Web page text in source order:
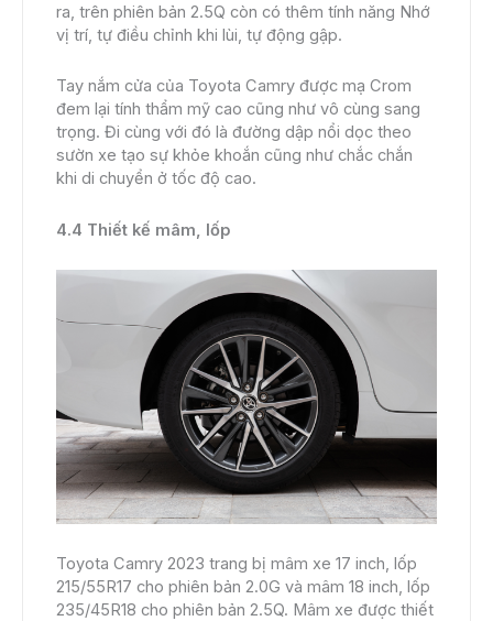
ra, trên phiên bản 2.5Q còn có thêm tính năng Nhớ
vị trí, tự điều chỉnh khi lùi, tự động gập.
Tay nắm cửa của Toyota Camry được mạ Crom
đem lại tính thẩm mỹ cao cũng như vô cùng sang
trọng. Đi cùng với đó là đường dập nổi dọc theo
sườn xe tạo sự khỏe khoắn cũng như chắc chắn
khi di chuyển ở tốc độ cao.
4.4 Thiết kế mâm, lốp
Toyota Camry 2023 trang bị mâm xe 17 inch, lốp
215/55R17 cho phiên bản 2.0G và mâm 18 inch, lốp
235/45R18 cho phiên bản 2.5Q. Mâm xe được thiết